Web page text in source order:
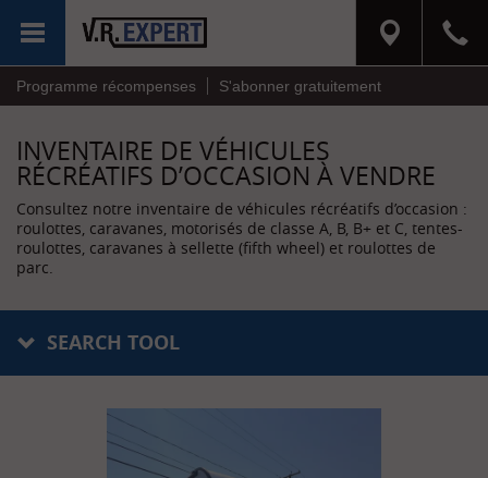
MENU
Programme récompenses S'abonner gratuitement
INVENTAIRE DE VÉHICULES
RÉCRÉATIFS D’OCCASION À VENDRE
Consultez notre inventaire de véhicules récréatifs d’occasion :
roulottes, caravanes, motorisés de classe A, B, B+ et C, tentes-
roulottes, caravanes à sellette (fifth wheel) et roulottes de
parc.
SEARCH TOOL